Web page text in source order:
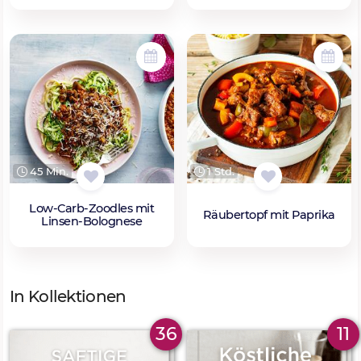
45 Min.
Low-Carb-Zoodles mit
Linsen-Bolognese
1 Std.
Räubertopf mit Paprika
In Kollektionen
36 11